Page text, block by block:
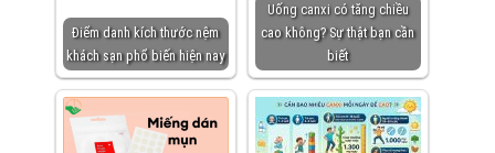
Điểm danh kích thước nệm
khách sạn phổ biến hiện nay
Uống canxi có tăng chiều
cao không? Sự thật bạn cần
biết